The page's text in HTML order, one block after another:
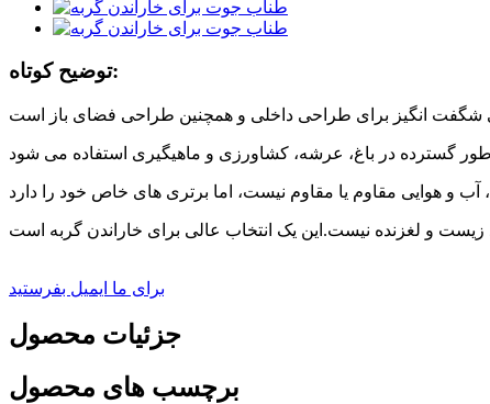
توضیح کوتاه:
برای ما ایمیل بفرستید
جزئیات محصول
برچسب های محصول